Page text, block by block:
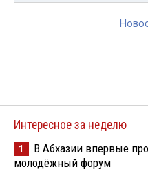
Интересное за неделю
1
В Абхазии впервые
молодёжный форум